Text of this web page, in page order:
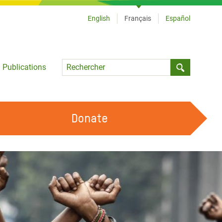
Publications
Language
English Français Español
OUR FEMINIST PRINCIPLES
TRAVAILLER AVEC NOUS
DEVENIR BÉNÉVOLE
Donate